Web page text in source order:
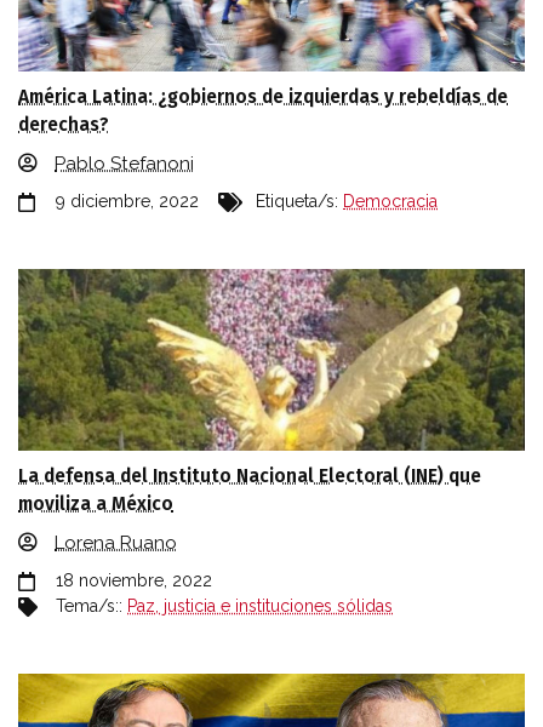
América Latina: ¿gobiernos de izquierdas y rebeldías de
derechas?
Pablo Stefanoni
9 diciembre, 2022 Etiqueta/s: Democracia
La defensa del Instituto Nacional Electoral (INE) que
moviliza a México
Lorena Ruano
18 noviembre, 2022
Tema/s:: Paz, justicia e instituciones sólidas